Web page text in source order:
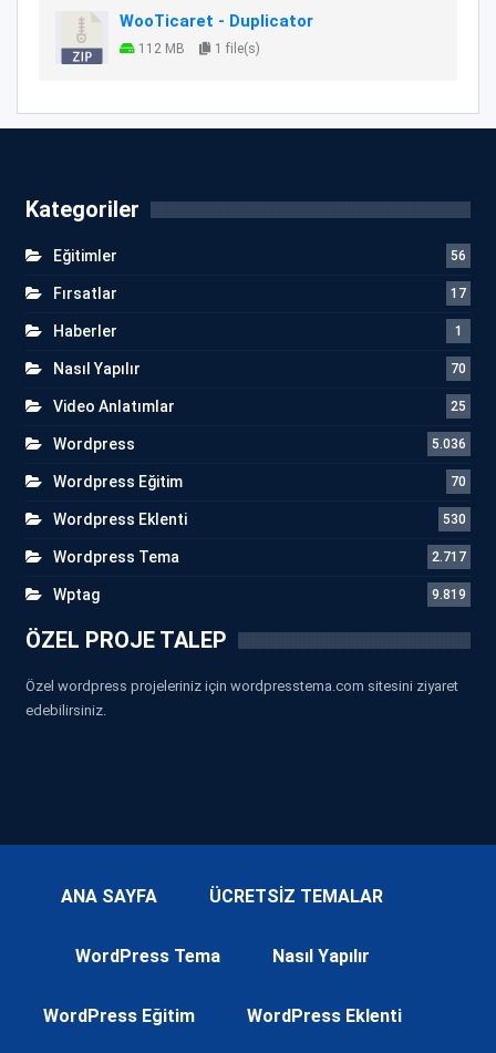
WooTicaret - Duplicator
112 MB 1 file(s)
Kategoriler
Eğitimler 56
Fırsatlar 17
Haberler 1
Nasıl Yapılır 70
Video Anlatımlar 25
Wordpress 5.036
Wordpress Eğitim 70
Wordpress Eklenti 530
Wordpress Tema 2.717
Wptag 9.819
ÖZEL PROJE TALEP
Özel wordpress projeleriniz için wordpresstema.com sitesini ziyaret
edebilirsiniz.
ANA SAYFA ÜCRETSİZ TEMALAR
WordPress Tema Nasıl Yapılır
WordPress Eğitim WordPress Eklenti